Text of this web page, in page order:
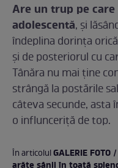
Are un trup pe
adolescentă, și
îndeplina dorința
și de posteriorul cu
Tânăra nu mai ține
strângă la postările
câteva secunde, asta
o influnceriță de top.
În articolulGALERIE